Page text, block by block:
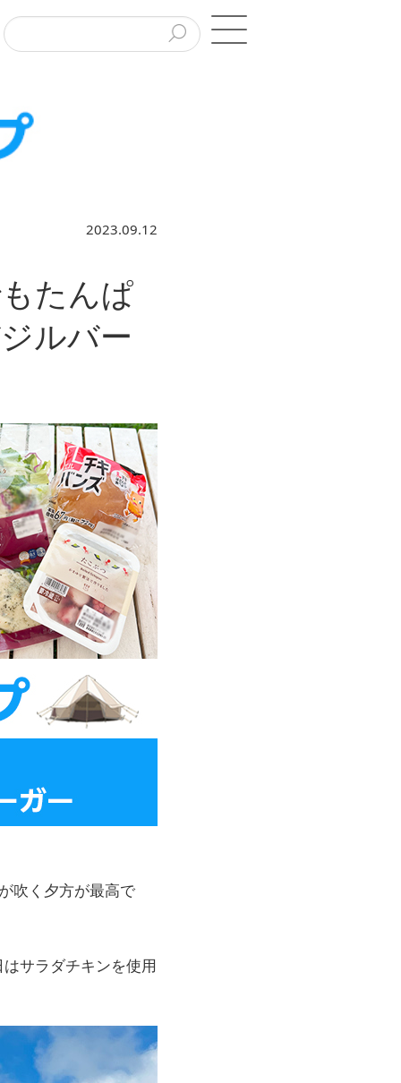
2023.09.12
たんぱ
ルバー
吹く夕方が最高で
サラダチキンを使用